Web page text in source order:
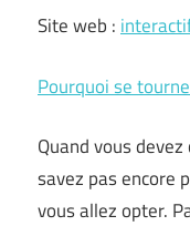
Site web :
Pourquoi se
Quand vous
savez pas encore
vous allez opter.